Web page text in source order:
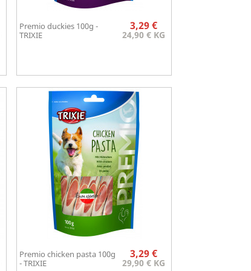
Premio duckies 100g -
TRIXIE
Prix
3,29 €
24,90 € KG
Aperçu rapide
Premio chicken pasta 100g
- TRIXIE
Prix
3,29 €
29,90 € KG
Aperçu rapide